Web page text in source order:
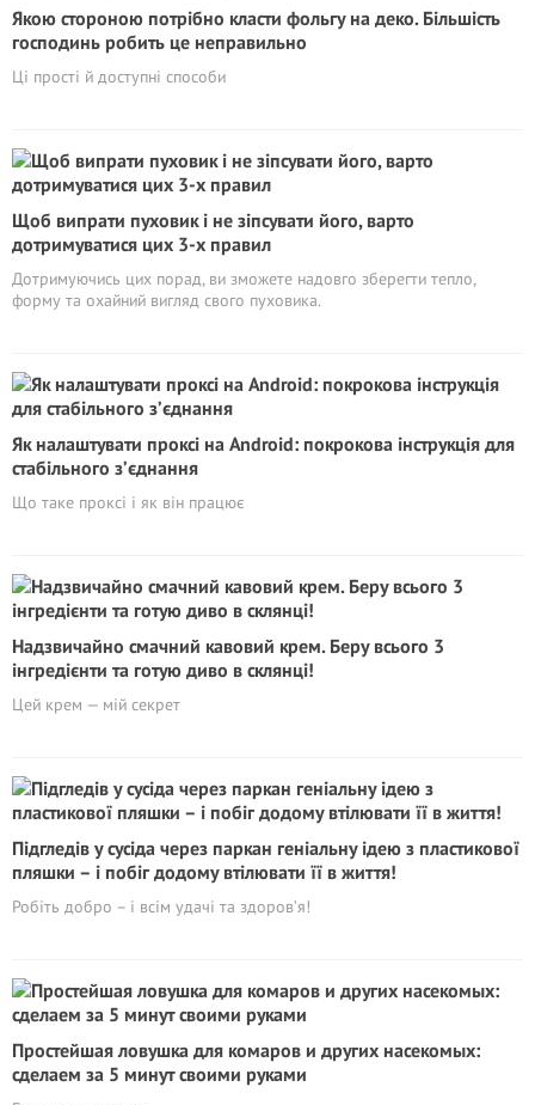
Якою стороною потрібно класти фольгу на деко. Більшість
господинь робить це неправильно
Ці прості й доступні способи
Щоб випрати пуховик і не зіпсувати його, варто
дотримуватися цих 3-х правил
Дотримуючись цих порад, ви зможете надовго зберегти тепло,
форму та охайний вигляд свого пуховика.
Як налаштувати проксі на Android: покрокова інструкція для
стабільного з’єднання
Що таке проксі і як він працює
Надзвичайно смачний кавовий крем. Беру всього 3
інгредієнти та готую диво в склянці!
Цей крем — мій секрет
Підгледів у сусіда через паркан геніальну ідею з пластикової
пляшки – і побіг додому втілювати її в життя!
Робіть добро – і всім удачі та здоров’я!
Простейшая ловушка для комаров и других насекомых:
сделаем за 5 минут своими руками